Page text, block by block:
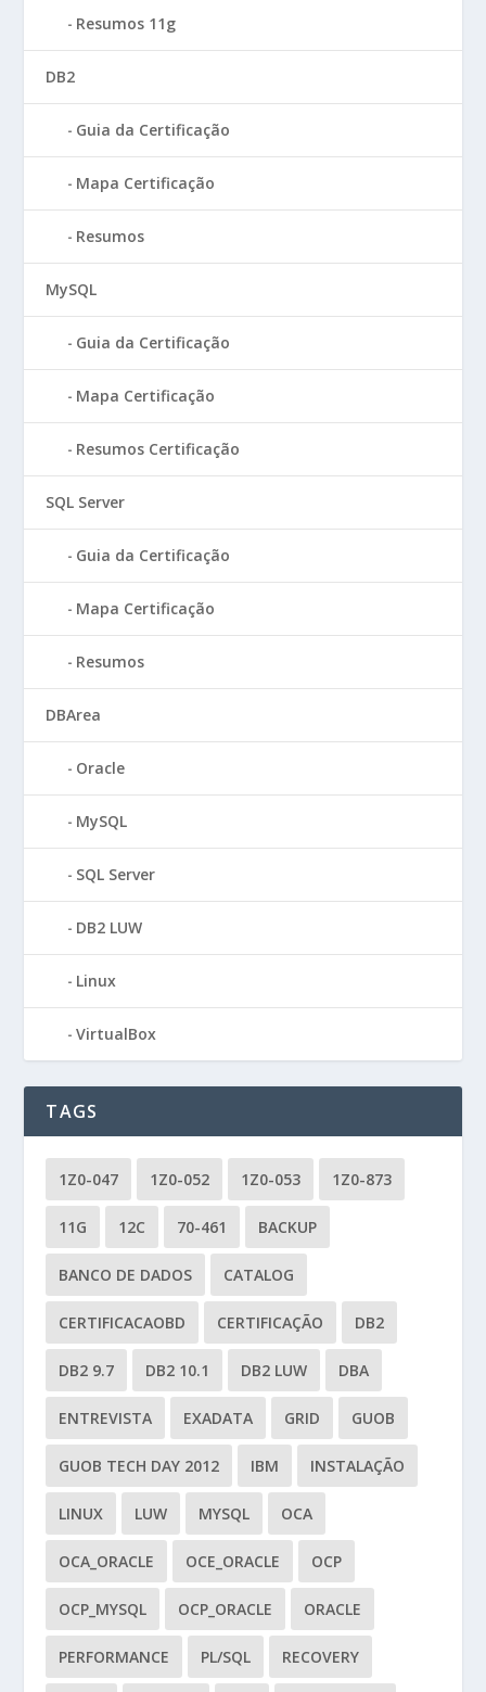
Resumos 11g
DB2
Guia da Certificação
Mapa Certificação
Resumos
MySQL
Guia da Certificação
Mapa Certificação
Resumos Certificação
SQL Server
Guia da Certificação
Mapa Certificação
Resumos
DBArea
Oracle
MySQL
SQL Server
DB2 LUW
Linux
VirtualBox
TAGS
1Z0-047 1Z0-052 1Z0-053 1Z0-873
11G 12C 70-461 BACKUP
BANCO DE DADOS CATALOG
CERTIFICACAOBD CERTIFICAÇÃO DB2
DB2 9.7 DB2 10.1 DB2 LUW DBA
ENTREVISTA EXADATA GRID GUOB
GUOB TECH DAY 2012 IBM INSTALAÇÃO
LINUX LUW MYSQL OCA
OCA_ORACLE OCE_ORACLE OCP
OCP_MYSQL OCP_ORACLE ORACLE
PERFORMANCE PL/SQL RECOVERY